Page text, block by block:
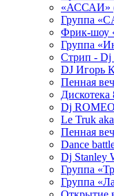
«АССАИ»
Группа
Фрик-шоу
Группа
Стрип -
DJ Игорь
Пенная
Дискотека
Dj ROMEO
Le Truk
Пенная
Dance
Dj Stanley
Группа
Группа